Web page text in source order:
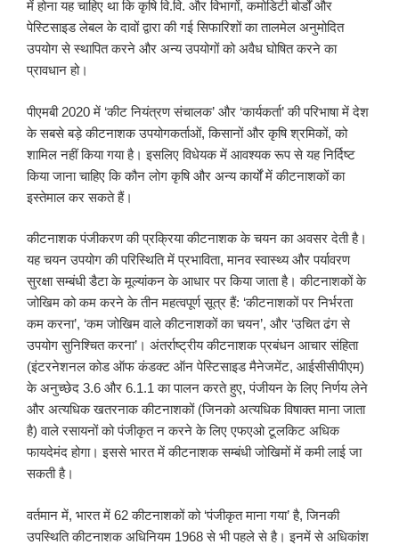
में होना यह चाहिए था कि कृषि वि.वि. और विभागों, कमोडिटी बोर्डों और
पेस्टिसाइड लेबल के दावों द्वारा की गई सिफारिशों का तालमेल अनुमोदित
उपयोग से स्थापित करने और अन्य उपयोगों को अवैध घोषित करने का
प्रावधान हो।
पीएमबी 2020 में ‘कीट नियंत्रण संचालक’ और ‘कार्यकर्ता’ की परिभाषा में देश
के सबसे बड़े कीटनाशक उपयोगकर्ताओं, किसानों और कृषि श्रमिकों, को
शामिल नहीं किया गया है। इसलिए विधेयक में आवश्यक रूप से यह निर्दिष्ट
किया जाना चाहिए कि कौन लोग कृषि और अन्य कार्यों में कीटनाशकों का
इस्तेमाल कर सकते हैं।
कीटनाशक पंजीकरण की प्रक्रिया कीटनाशक के चयन का अवसर देती है।
यह चयन उपयोग की परिस्थिति में प्रभाविता, मानव स्वास्थ्य और पर्यावरण
सुरक्षा सम्बंधी डैटा के मूल्यांकन के आधार पर किया जाता है। कीटनाशकों के
जोखिम को कम करने के तीन महत्वपूर्ण सूत्र हैं: ‘कीटनाशकों पर निर्भरता
कम करना’, ‘कम जोखिम वाले कीटनाशकों का चयन’, और ‘उचित ढंग से
उपयोग सुनिश्चित करना’। अंतर्राष्ट्रीय कीटनाशक प्रबंधन आचार संहिता
(इंटरनेशनल कोड ऑफ कंडक्ट ऑन पेस्टिसाइड मैनेजमेंट, आईसीसीपीएम)
के अनुच्छेद 3.6 और 6.1.1 का पालन करते हुए, पंजीयन के लिए निर्णय लेने
और अत्यधिक खतरनाक कीटनाशकों (जिनको अत्यधिक विषाक्त माना जाता
है) वाले रसायनों को पंजीकृत न करने के लिए एफएओ टूलकिट अधिक
फायदेमंद होगा। इससे भारत में कीटनाशक सम्बंधी जोखिमों में कमी लाई जा
सकती है।
वर्तमान में, भारत में 62 कीटनाशकों को ‘पंजीकृत माना गया’ है, जिनकी
उपस्थिति कीटनाशक अधिनियम 1968 से भी पहले से है। इनमें से अधिकांश